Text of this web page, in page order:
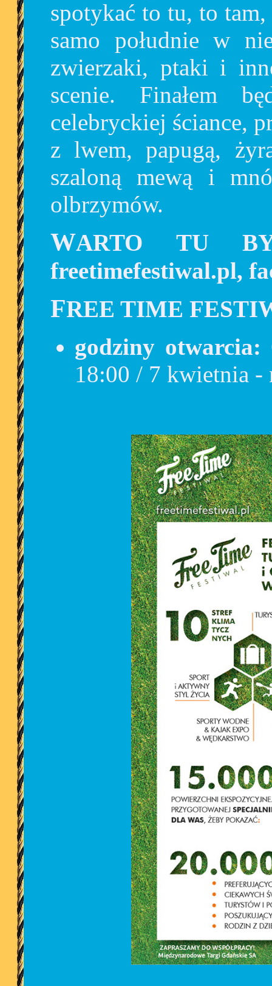
spotykać to tu, to
samo południe w
zwierzaki, ptaki i
scenie. Finałem
celebryckiej ściance,
z lwem, papugą,
szaloną mewą i
olbrzymów.
WARTO TU BYĆ! więcej informacji:
freetimefestiwal.pl,
FREE TIME
godziny otwarcia:
18:00 / 7 kwietnia -